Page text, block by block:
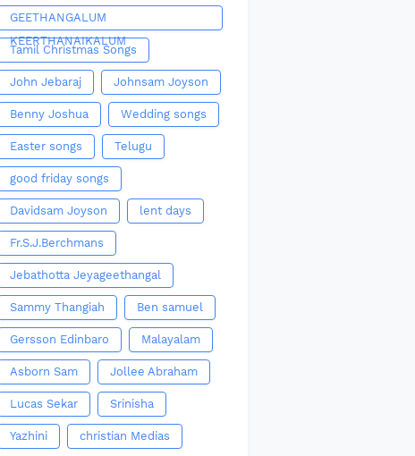
GEETHANGALUM
KEERTHANAIKALUM
Tamil Christmas Songs
John Jebaraj Johnsam Joyson
Benny Joshua Wedding songs
Easter songs Telugu
good friday songs
Davidsam Joyson lent days
Fr.S.J.Berchmans
Jebathotta Jeyageethangal
Sammy Thangiah Ben samuel
Gersson Edinbaro Malayalam
Asborn Sam Jollee Abraham
Lucas Sekar Srinisha
Yazhini christian Medias